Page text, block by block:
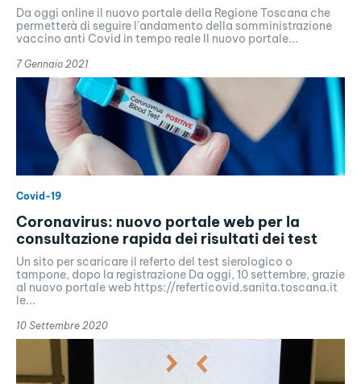
Da oggi online il nuovo portale della Regione Toscana che
permetterà di seguire l'andamento della somministrazione
vaccino anti Covid in tempo reale Il nuovo portale...
7 Gennaio 2021
Covid-19
Coronavirus: nuovo portale web per la
consultazione rapida dei risultati dei test
Un sito per scaricare il referto del test sierologico o
tampone, dopo la registrazione Da oggi, 10 settembre, grazie
al nuovo portale web https://referticovid.sanita.toscana.it
le...
10 Settembre 2020